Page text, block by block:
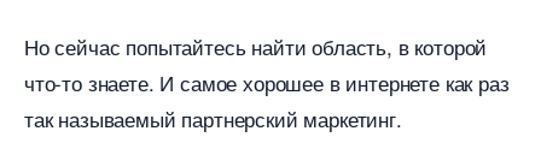
Но сейчас попытайтесь найти область, в которой
что-то знаете. И самое хорошее в интернете как раз
так называемый партнерский маркетинг.